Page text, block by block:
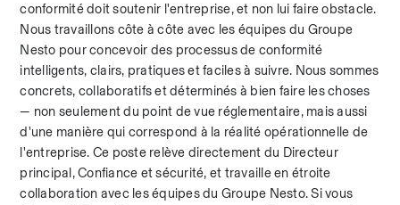
conformité doit soutenir l'entreprise, et non lui faire obstacle.
Nous travaillons côte à côte avec les équipes du Groupe
Nesto pour concevoir des processus de conformité
intelligents, clairs, pratiques et faciles à suivre. Nous sommes
concrets, collaboratifs et déterminés à bien faire les choses
— non seulement du point de vue réglementaire, mais aussi
d'une manière qui correspond à la réalité opérationnelle de
l'entreprise. Ce poste relève directement du Directeur
principal, Confiance et sécurité, et travaille en étroite
collaboration avec les équipes du Groupe Nesto. Si vous